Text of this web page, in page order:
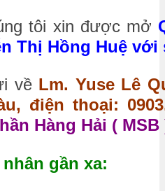
tôi xin được mở
Thị Hồng Huệ
về Lm. Yuse Lê
điện thoại:
Hàng Hải ( MSB
gần xa: